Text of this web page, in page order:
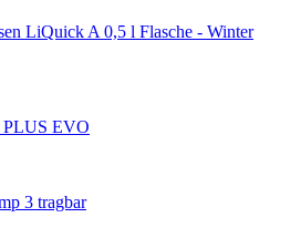
LiQuick A 0,5 l Flasche - Winter
EVO
3 tragbar